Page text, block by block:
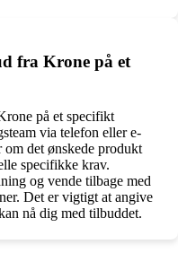
fra Krone på et
på et specifikt
via telefon eller e-
det ønskede produkt
specifikke krav.
og vende tilbage med
Det er vigtigt at angive
nå dig med tilbuddet.